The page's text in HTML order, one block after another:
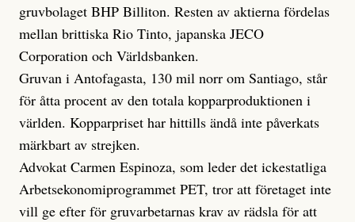
gruvbolaget BHP Billiton. Resten av aktierna fördelas
mellan brittiska Rio Tinto, japanska JECO
Corporation och Världsbanken.
Gruvan i Antofagasta, 130 mil norr om Santiago, står
för åtta procent av den totala kopparproduktionen i
världen. Kopparpriset har hittills ändå inte påverkats
märkbart av strejken.
Advokat Carmen Espinoza, som leder det ickestatliga
Arbetsekonomiprogrammet PET, tror att företaget inte
vill ge efter för gruvarbetarnas krav av rädsla för att